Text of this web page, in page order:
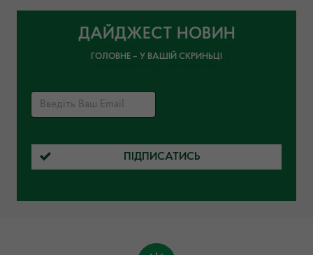
ДАЙДЖЕСТ НОВИН
ГОЛОВНЕ – У ВАШІЙ СКРИНЬЦІ
ПІДПИСАТИСЬ